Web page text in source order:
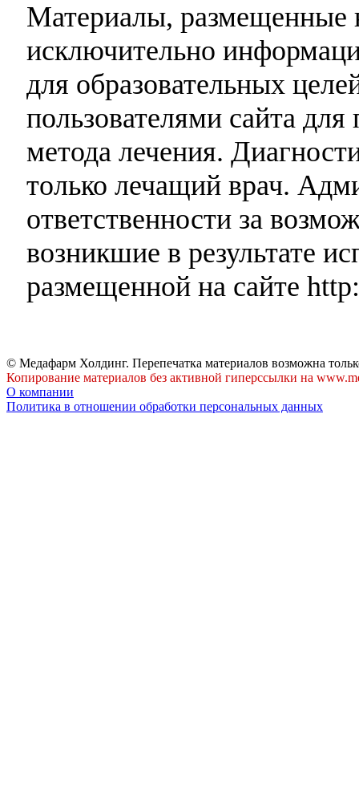
Материалы, размещенные
исключительно
для образовательных
пользователями сайта
метода лечения.
только лечащий врач.
ответственности за
возникшие в результате
размещенной на сайте
© Медафарм Холдинг. Перепечатка материалов возможна
Копирование материалов без активной гиперссылки на
О компании
Политика в отношении обработки персональных данных